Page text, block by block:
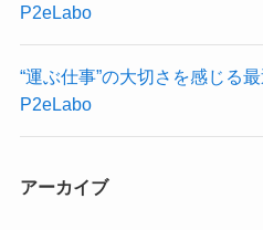
P2eLabo
“運ぶ仕事”の大切さを感じる
P2eLabo
アーカイブ